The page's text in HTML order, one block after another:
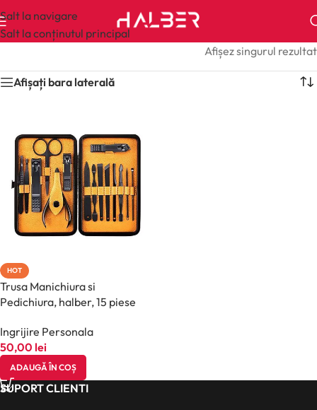
Salt la navigare
Salt la conținutul principal
Afișez singurul rezultat
Afișați bara laterală
HOT
Trusa Manichiura si
Pedichiura, halber, 15 piese
Ingrijire Personala
50,00 lei
ADAUGĂ ÎN COȘ
SUPORT CLIENTI